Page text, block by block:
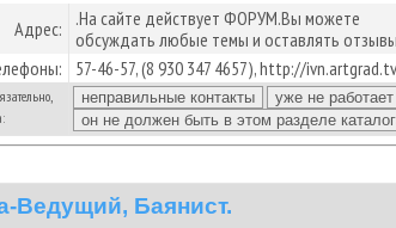
Адрес:
.На сайте действует ФОРУМ.Вы можете
обсуждать любые темы и оставлять
57-46-57, (8 930 347 4657), http://
Ведущий, Баянист.